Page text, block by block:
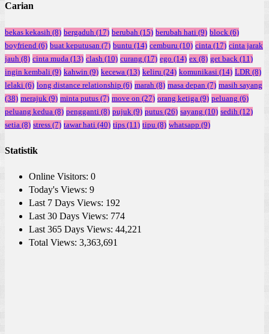
Carian
bekas kekasih (8) bergaduh (17) berubah (15) berubah hati (9) block (6)
boyfriend (6) buat keputusan (7) buntu (14) cemburu (10) cinta (17) cinta jarak
jauh (8) cinta muda (13) clash (10) curang (17) ego (14) ex (8) get back (11)
ingin kembali (9) kahwin (9) kecewa (13) keliru (24) komunikasi (14) LDR (8)
lelaki (6) long distance relationship (6) marah (8) masa depan (7) masih sayang
(38) merajuk (9) minta putus (7) move on (27) orang ketiga (9) peluang (6)
peluang kedua (8) pengganti (8) pujuk (9) putus (26) sayang (10) sedih (12)
setia (8) stress (7) tawar hati (40) tips (11) tipu (8) whatsapp (9)
Statistik
Online Visitors: 0
Today's Views: 9
Last 7 Days Views: 192
Last 30 Days Views: 774
Last 365 Days Views: 44,221
Total Views: 3,363,691